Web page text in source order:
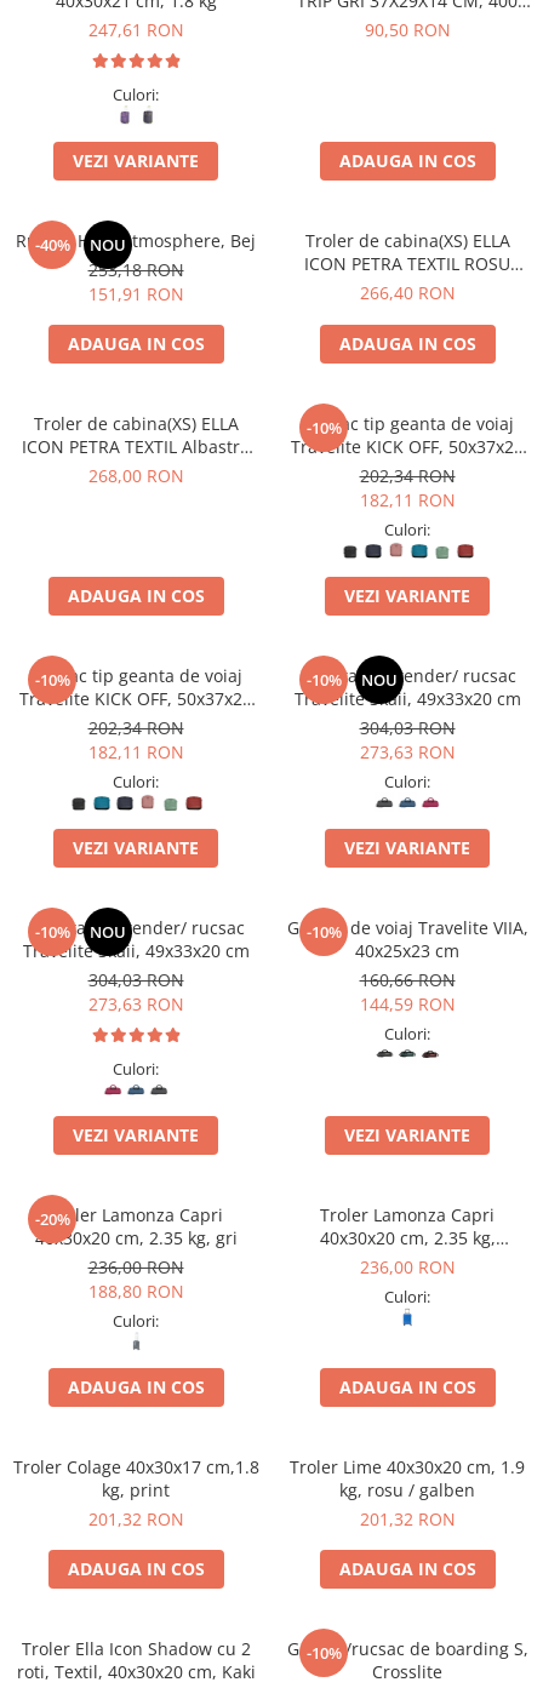
247,61 RON
Culori:
VEZI VARIANTE
GR
90,50 RON
ADAUGA IN COS
-40% NOU
Rucsac Heys Atmosphere, Bej
253,18 RON
151,91 RON
ADAUGA IN COS
Troler de cabina(XS) ELLA
ICON PETRA TEXTIL ROSU
40X30X20 CM
266,40 RON
ADAUGA IN COS
Troler de cabina(XS) ELLA
ICON PETRA TEXTIL Albastru
40X30X20 CM
268,00 RON
ADAUGA IN COS
-10%
Rucsac tip geanta de voiaj
Travelite KICK OFF, 50x37x20
cm
202,34 RON
182,11 RON
Culori:
VEZI VARIANTE
-10%
Rucsac tip geanta de voiaj
Travelite KICK OFF, 50x37x20
cm
202,34 RON
182,11 RON
Culori:
VEZI VARIANTE
-10% NOU
Geanta weekender/ rucsac
Travelite Skaii, 49x33x20 cm
304,03 RON
273,63 RON
Culori:
VEZI VARIANTE
-10% NOU
Geanta weekender/ rucsac
Travelite Skaii, 49x33x20 cm
304,03 RON
273,63 RON
Culori:
VEZI VARIANTE
-10%
Geanta de voiaj Travelite VIIA,
40x25x23 cm
160,66 RON
144,59 RON
Culori:
VEZI VARIANTE
-20%
Troler Lamonza Capri
40x30x20 cm, 2.35 kg, gri
236,00 RON
188,80 RON
Culori:
ADAUGA IN COS
Troler Lamonza Capri
40x30x20 cm, 2.35 kg,
albastru
236,00 RON
Culori:
ADAUGA IN COS
Troler Colage 40x30x17 cm,1.8
kg, print
201,32 RON
ADAUGA IN COS
Troler Lime 40x30x20 cm, 1.9
kg, rosu / galben
201,32 RON
ADAUGA IN COS
Troler Ella Icon Shadow cu 2
roti, Textil, 40x30x20 cm, Kaki
-10%
Geantă/rucsac de boarding S,
Crosslite